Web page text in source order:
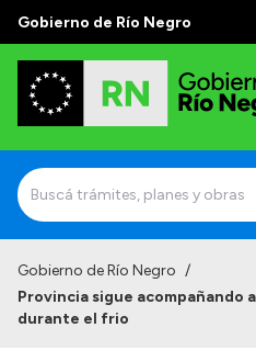
Gobierno de Río Negro
Autoridades
Gobierno de Río Negro /
Provincia sigue acompañando
durante el frio